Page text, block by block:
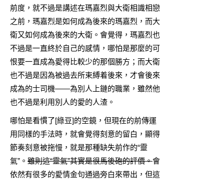
前度，就不過是講述在瑪嘉烈與大衛相識相戀
之前，瑪嘉烈是如何成為後來的瑪嘉烈，而大
衛又如何成為後來的大衛。會覺得，瑪嘉烈也
不過是一直終於自己的感情，哪怕是那麼的可
恨要一直成為愛得比較少的那個勝方；而大衛
也不過是因為被過去所束縛着後來，才會後來
成為的士司機——為別人上鏈的職業，雖然他
也不過是利用別人的愛的人渣。
哪怕是看慣了[綠豆]的空鏡，但現在的前傳運
用同樣的手法時，就會覺得刻意的留白，顯得
節奏刻意被拖慢，就是那種缺失前作的“靈
氣”。 雖則這“靈氣”其實是很馬後砲的評價。會
依然有很多的愛情金句通過旁白來帶出，但這